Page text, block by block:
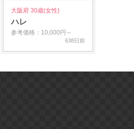
大阪府 30歳(女性)
ハレ
参考価格：10,000円～
638日前